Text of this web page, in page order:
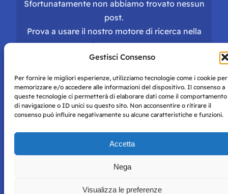
Gestisci Consenso
Per fornire le migliori esperienze, utilizziamo tecnologie come i cookie per
memorizzare e/o accedere alle informazioni del dispositivo. Il consenso a
queste tecnologie ci permetterà di elaborare dati come il comportamento
di navigazione o ID unici su questo sito. Non acconsentire o ritirare il
consenso può influire negativamente su alcune caratteristiche e funzioni.
Accetta
Nega
Visualizza le preferenze
Sfortunatamente non abbiamo trovato nessun
post.
Prova a usare il nostro motore di ricerca nella
homepage.
Napoli con autorizzazione numero 38 del 25/9/2019.
Tutte le immagini e i contenuti su questo sito sono forniti
Tutti i diritti riservati, ogni tentativo di copia sarà
perseguito secondo i termini di legge. Si nega l’utilizzo delle
qualsiasi altro tipo di prodotto informatico.